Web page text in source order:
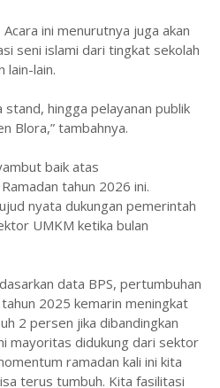
ini menurutnya juga akan
seni islami dari tingkat sekolah
lain-lain.
stand, hingga pelayanan publik
Blora,” tambahnya.
baik atas
tahun 2026 ini.
nyata dukungan pemerintah
UMKM ketika bulan
data BPS, pertumbuhan
2025 kemarin meningkat
2 persen jika dibandingkan
mayoritas didukung dari sektor
ramadan kali ini kita
terus tumbuh. Kita fasilitasi